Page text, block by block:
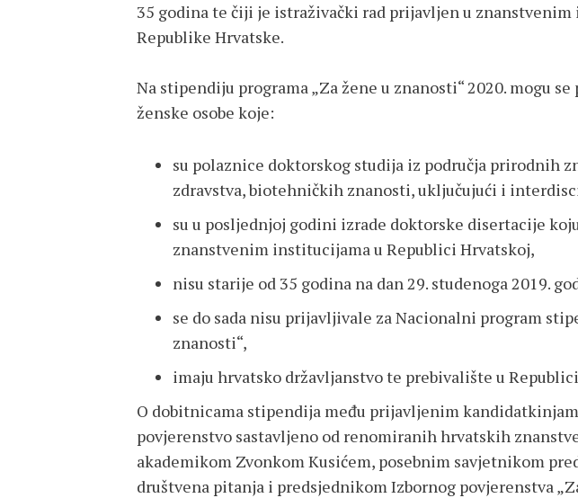
35 godina te čiji je istraživački rad prijavljen u
Republike Hrvatske.
Na stipendiju programa „Za žene u znanosti“ 2020. mogu
ženske osobe koje:
su polaznice doktorskog studija iz područja prirodnih
zdravstva, biotehničkih znanosti, uključujući i
su u posljednjoj godini izrade doktorske disertacije
znanstvenim institucijama u Republici Hrvatskoj,
nisu starije od 35 godina na dan 29. studenoga 2019.
se do sada nisu prijavljivale za Nacionalni program
znanosti“,
imaju hrvatsko državljanstvo te prebivalište u
O dobitnicama stipendija među prijavljenim
povjerenstvo sastavljeno od renomiranih hrvatskih
akademikom Zvonkom Kusićem, posebnim savjetnikom
društvena pitanja i predsjednikom Izbornog povjerenstva